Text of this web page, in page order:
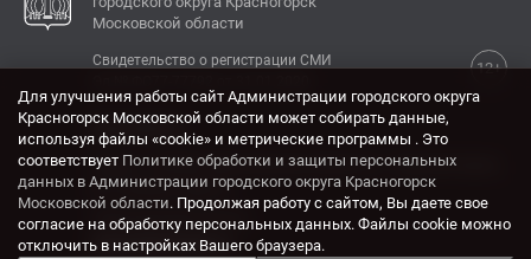
Московской области
12+
Свидетельство о регистрации СМИ
КОНТАКТЫ
Адрес: 143404, Московская область, г. Красногорск,
ул. Ленина, дом 4.
Электронная почта:
krasrn@mosreg.ru
Для улучшения работы сайт Администрации городского округа
Красногорск Московской области может собирать данные,
используя файлы «cookie» и метрические программы . Это
соответствует Политике обработки и защиты персональных
данных в Администрации городского округа Красногорск
Московской области. Продолжая работу с сайтом, Вы даете свое
согласие на обработку персональных данных. Файлы cookie можно
отключить в настройках Вашего браузера.